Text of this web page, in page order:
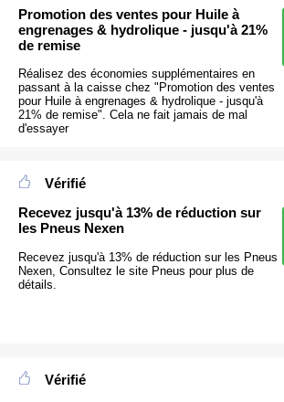
Promotion des ventes pour Huile à
engrenages & hydrolique - jusqu'à 21%
de remise
Réalisez des économies supplémentaires en
passant à la caisse chez "Promotion des ventes
pour Huile à engrenages & hydrolique - jusqu'à
21% de remise". Cela ne fait jamais de mal
d'essayer
Vérifié
Recevez jusqu'à 13% de réduction sur
les Pneus Nexen
Recevez jusqu'à 13% de réduction sur les Pneus
Nexen, Consultez le site Pneus pour plus de
détails.
Vérifié